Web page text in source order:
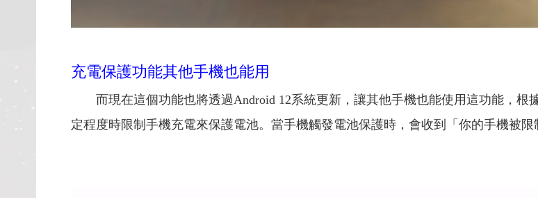
充電保護功能其他手機也能用
而現在這個功能也將透過Android 12系統更新，讓其他手機也能使用這功能，
定程度時限制手機充電來保護電池。當手機觸發電池保護時，會收到「你的手機被限